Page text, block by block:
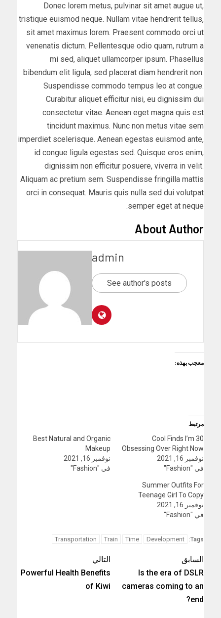
Donec lorem metus, pulvinar sit amet augue ut,
tristique euismod neque. Nullam vitae hendrerit tellus,
sit amet maximus lorem. Praesent commodo orci ut
venenatis dictum. Pellentesque odio quam, rutrum a
mi sed, aliquet ullamcorper ipsum. Phasellus
bibendum elit ligula, sed placerat diam hendrerit non.
Suspendisse commodo tempus leo at congue.
Curabitur aliquet efficitur nisi, eu dignissim dui
consectetur vitae. Aenean eget magna quis est
tincidunt maximus. Nunc non metus vitae sem
imperdiet scelerisque. Aenean egestas euismod ante,
id congue ligula egestas sed. Quisque eros enim,
dignissim non efficitur posuere, viverra in velit.
Aliquam ac pretium sem. Suspendisse fringilla mattis
orci in consequat. Mauris quis nulla sed dui volutpat
semper eget at neque.
About Author
admin
See author's posts
معجب بهذه:
مرتبط
30 Cool Finds I’m
Obsessing Over Right Now
نوفمبر 16, 2021
في "Fashion"
Best Natural and Organic
Makeup
نوفمبر 16, 2021
في "Fashion"
Summer Outfits For
Teenage Girl To Copy
نوفمبر 16, 2021
في "Fashion"
Tags:
Development
Time
Train
Transportation
السابق
Is the era of DSLR
cameras coming to an
end?
التالي
Powerful Health Benefits
of Kiwi